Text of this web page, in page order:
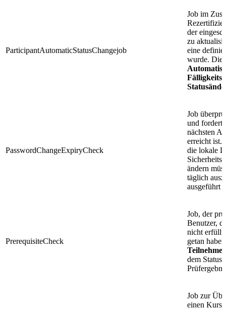
ParticipantAutomaticStatusChangejob
Job im
der
zu
eine
wurde.
PasswordChangeExpiryCheck
Job
und fordert
nächsten
erreicht ist.
die lokale
ändern
täglich
ausgeführt
PrerequisiteCheck
Job, der
Benutzer,
nicht
getan
dem Status
Job zur
einen Kurs